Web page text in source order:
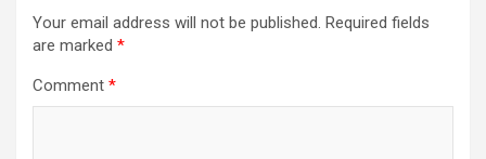
Your email address will not be published. Required fields
are marked *
Comment *